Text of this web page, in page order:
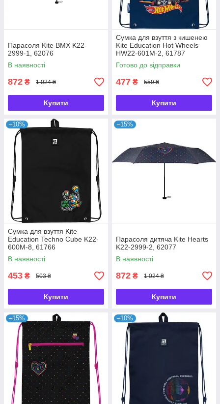
Парасоля Kite BMX K22-
2999-1, 62076
В наявності
872 ₴ 1 024 ₴
Купити
Сумка для взуття з кишенею
Kite Education Hot Wheels
HW22-601M-2, 61787
Готово до відправки
477 ₴ 559 ₴
Купити
–10%
Сумка для взуття Kite
Education Techno Cube K22-
600M-8, 61766
В наявності
453 ₴ 503 ₴
Купити
–15%
Парасоля дитяча Kite Hearts
K22-2999-2, 62077
В наявності
872 ₴ 1 024 ₴
Купити
–15% –10%